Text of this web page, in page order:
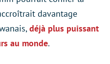
davantage
déjà plus puissant
au monde.